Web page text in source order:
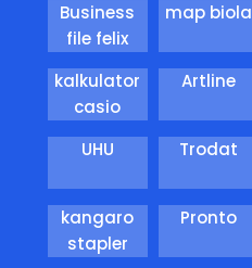
Business
file felix
map biola
kalkulator
casio
Artline
UHU
Trodat
kangaro
stapler
Pronto